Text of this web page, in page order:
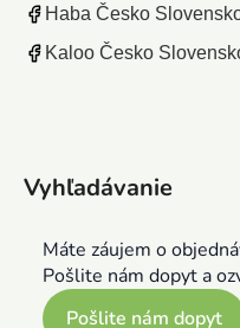
Haba Česko
Kaloo Česko
Vyhľadávanie
Máte záujem o
Pošlite nám dopyt a
Pošlite nám dopyt